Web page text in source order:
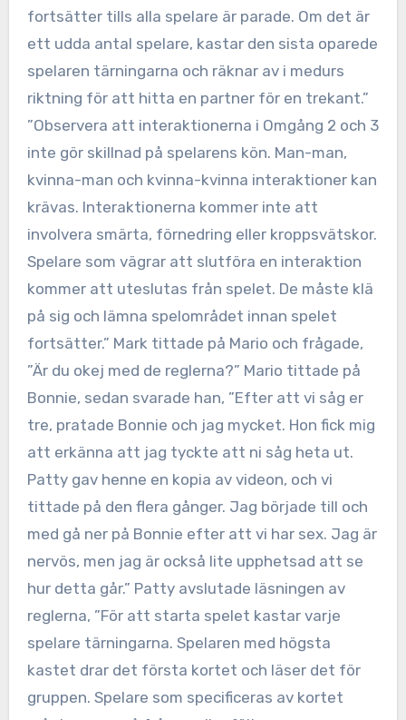
fortsätter tills alla spelare är parade. Om det är
ett udda antal spelare, kastar den sista oparede
spelaren tärningarna och räknar av i medurs
riktning för att hitta en partner för en trekant.”
”Observera att interaktionerna i Omgång 2 och 3
inte gör skillnad på spelarens kön. Man-man,
kvinna-man och kvinna-kvinna interaktioner kan
krävas. Interaktionerna kommer inte att
involvera smärta, förnedring eller kroppsvätskor.
Spelare som vägrar att slutföra en interaktion
kommer att uteslutas från spelet. De måste klä
på sig och lämna spelområdet innan spelet
fortsätter.” Mark tittade på Mario och frågade,
”Är du okej med de reglerna?” Mario tittade på
Bonnie, sedan svarade han, ”Efter att vi såg er
tre, pratade Bonnie och jag mycket. Hon fick mig
att erkänna att jag tyckte att ni såg heta ut.
Patty gav henne en kopia av videon, och vi
tittade på den flera gånger. Jag började till och
med gå ner på Bonnie efter att vi har sex. Jag är
nervös, men jag är också lite upphetsad att se
hur detta går.” Patty avslutade läsningen av
reglerna, ”För att starta spelet kastar varje
spelare tärningarna. Spelaren med högsta
kastet drar det första kortet och läser det för
gruppen. Spelare som specificeras av kortet